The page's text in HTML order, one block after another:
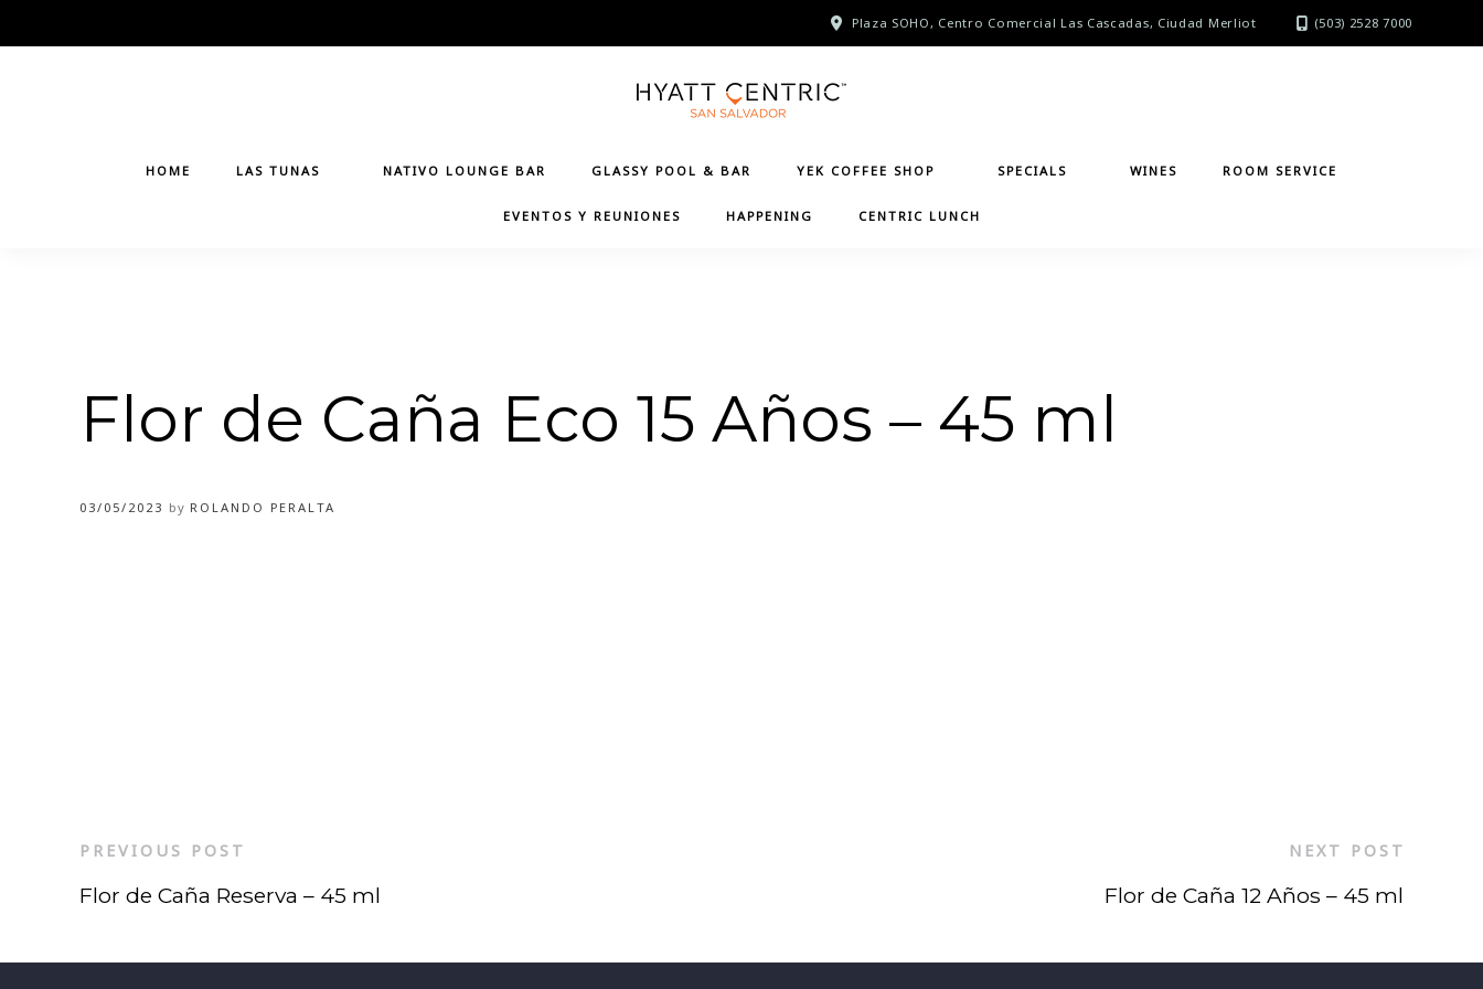
to
Plaza SOHO, Centro Comercial Las Cascadas, Ciudad Merliot (503) 2528 7000
HOME LAS TUNAS NATIVO LOUNGE BAR GLASSY POOL & BAR YEK COFFEE SHOP SPECIALS WINES ROOM SERVICE
EVENTOS Y REUNIONES HAPPENING CENTRIC LUNCH
Flor de Caña Eco 15 Años – 45 ml
03/05/2023 by ROLANDO PERALTA
PREVIOUS POST
Flor de Caña Reserva – 45 ml
NEXT POST
Flor de Caña 12 Años – 45 ml